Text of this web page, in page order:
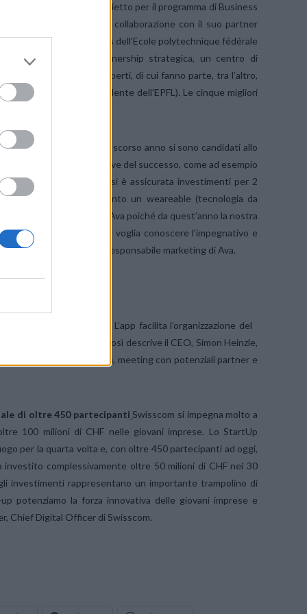
up
Per staccare un biglietto per il programma di Business
di selezione. In collaborazione con il suo partner
si terrà nel campus dell’Ecole polytechnique fédérale
della loro partnership strategica, un centro di
giuria di prestigiosi esperti, di cui fanno parte, tra l’altro,
Corboud (vicepresidente dell’EPFL). Le cinque migliori
per investimenti
Lo scorso anno si sono candidati allo
è stata la chiave del successo, come ad esempio
Valley, la start-up si è assicurata investimenti per 2
Ava ha messo a punto un weareable (tecnologia da
stata molto proficua per Ava poiché da quest’anno la nostra
a qualsiasi start-up che voglia conoscere l’impegnativo e
Bidder, cofondatrice e responsabile marketing di Ava.
Swisscom. L’app facilita l’organizzazione del
Politecnico di Zurigo. Così descrive il CEO, Simon Heinzle,
ricca di investor pitch, meeting con potenziali partner e
di oltre 450 partecipanti Swisscom si impegna molto a
100 milioni di CHF nelle giovani imprese. Lo StartUp
per la quarta volta e, con oltre 450 partecipanti ad oggi,
complessivamente oltre 50 milioni di CHF nei 30
investimenti rappresentano un importante trampolino di
potenziamo la forza innovativa delle giovani imprese e
Chief Digital Officer di Swisscom.